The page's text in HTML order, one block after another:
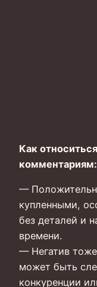
Как
комментариям:
—
купленными,
без деталей и
времени.
— Негатив тоже
может быть
конкуренции